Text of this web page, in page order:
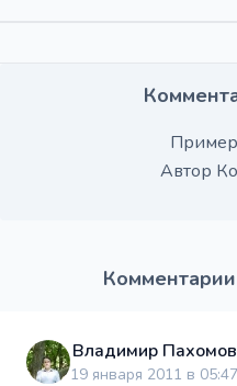
Автор
Владимир Пахомов
19 января 2011 в 05:47